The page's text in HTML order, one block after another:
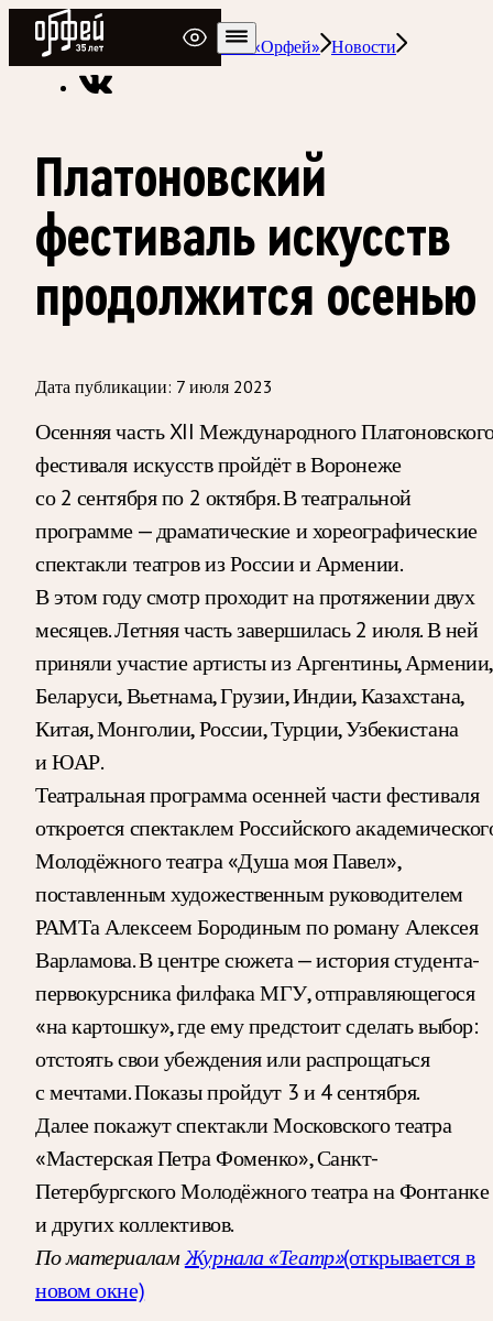
Радио Орфей
Радио классической музыки «Орфей» Новости
Платоновский
фестиваль искусств
продолжится осенью
Дата публикации: 7 июля 2023
Осенняя часть XII Международного
фестиваля искусств пройдёт в Воронеже
со 2 сентября по 2 октября. В театральной
программе — драматические и хореографические
спектакли театров из России и Армении.
В этом году смотр проходит на протяжении двух
месяцев. Летняя часть завершилась 2 июля. В ней
приняли участие артисты из Аргентины, Армении,
Беларуси, Вьетнама, Грузии, Индии, Казахстана,
Китая, Монголии, России, Турции, Узбекистана
и ЮАР.
Театральная программа осенней части фестиваля
откроется спектаклем Российского
Молодёжного театра «Душа моя Павел»,
поставленным художественным руководителем
РАМТа Алексеем Бородиным по роману Алексея
Варламова. В центре сюжета — история студента-
первокурсника филфака МГУ, отправляющегося
«на картошку», где ему предстоит сделать выбор:
отстоять свои убеждения или распрощаться
с мечтами. Показы пройдут 3 и 4 сентября.
Далее покажут спектакли Московского театра
«Мастерская Петра Фоменко», Санкт-
Петербургского Молодёжного театра на Фонтанке
и других коллективов.
По материаламЖурнала «Театр»(открывается в
новом окне)